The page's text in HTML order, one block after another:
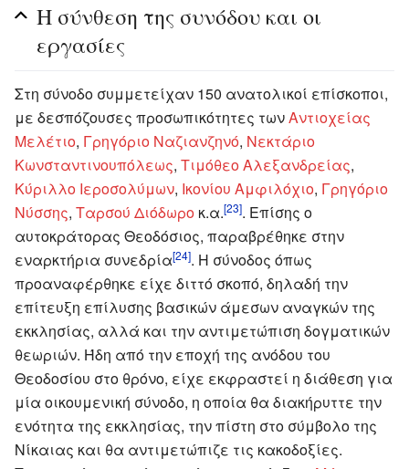
Η σύνθεση της συνόδου και οι
εργασίες
Στη σύνοδο συμμετείχαν 150 ανατολικοί επίσκοποι,
με δεσπόζουσες προσωπικότητες τωνΑντιοχείας
Μελέτιο, Γρηγόριο Ναζιανζηνό, Νεκτάριο
Κωνσταντινουπόλεως, Τιμόθεο Αλεξανδρείας,
Κύριλλο Ιεροσολύμων, Ικονίου Αμφιλόχιο, Γρηγόριο
Νύσσης, Ταρσού Διόδωρο κ.α.[23]. Επίσης ο
αυτοκράτορας Θεοδόσιος, παραβρέθηκε στην
εναρκτήρια συνεδρία[24]. Η σύνοδος όπως
προαναφέρθηκε είχε διττό σκοπό, δηλαδή την
επίτευξη επίλυσης βασικών άμεσων αναγκών της
εκκλησίας, αλλά και την αντιμετώπιση δογματικών
θεωριών. Ήδη από την εποχή της ανόδου του
Θεοδοσίου στο θρόνο, είχε εκφραστεί η διάθεση για
μία οικουμενική σύνοδο, η οποία θα διακήρυττε την
ενότητα της εκκλησίας, την πίστη στο σύμβολο της
Νίκαιας και θα αντιμετώπιζε τις κακοδοξίες.